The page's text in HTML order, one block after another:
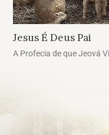
Jesus É Deus Pai
A Profecia de que Jeová